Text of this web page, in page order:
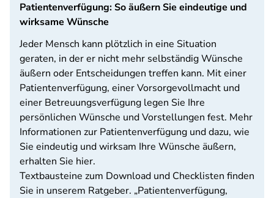
Patientenverfügung: So äußern Sie eindeutige und
wirksame Wünsche
Jeder Mensch kann plötzlich in eine Situation
geraten, in der er nicht mehr selbständig Wünsche
äußern oder Entscheidungen treffen kann. Mit einer
Patientenverfügung, einer Vorsorgevollmacht und
einer Betreuungsverfügung legen Sie Ihre
persönlichen Wünsche und Vorstellungen fest. Mehr
Informationen zur Patientenverfügung und dazu, wie
Sie eindeutig und wirksam Ihre Wünsche äußern,
erhalten Sie hier.
Textbausteine zum Download und Checklisten finden
Sie in unserem Ratgeber. „Patientenverfügung,